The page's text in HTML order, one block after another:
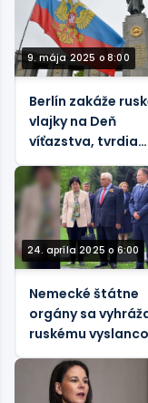
9. mája 2025 o 8:00
Berlín zakáže
vlajky na Deň
víťazstva, tvrdia
24. apríla 2025 o 6:00
Nemecké štátne
orgány sa
ruskému
kvôli oslavám
víťazstva